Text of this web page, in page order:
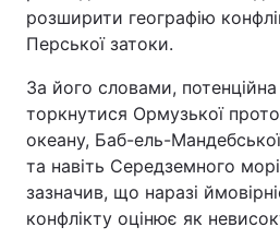
розширити географію
Перської затоки.
За його словами,
торкнутися Ормузької
океану, Баб-ель-
та навіть Середземного
зазначив, що наразі
конфлікту оцінює як